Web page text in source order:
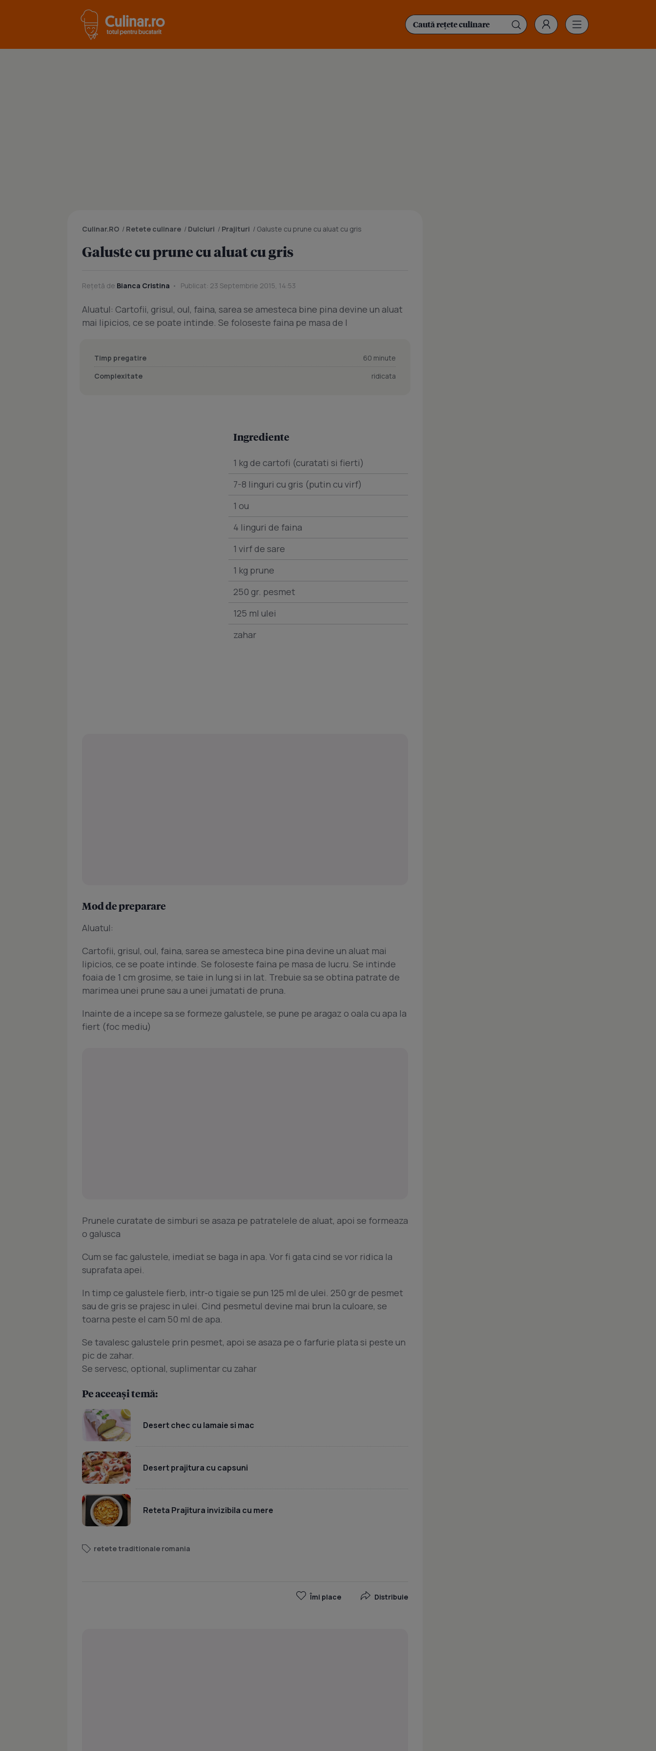
Culinar.RO / Retete culinare / Dulciuri / Prajituri / Galuste cu prune cu aluat cu gris
Galuste cu prune cu aluat cu gris
Rețetă de Bianca Cristina Publicat: 23 Septembrie 2015, 14:53
Aluatul: Cartofii, grisul, oul, faina, sarea se amesteca bine pina devine un aluat
mai lipicios, ce se poate intinde. Se foloseste faina pe masa de l
Timp pregatire
60 minute
Complexitate
ridicata
Ingrediente
1 kg de cartofi (curatati si fierti)
7-8 linguri cu gris (putin cu virf)
1 ou
4 linguri de faina
1 virf de sare
1 kg prune
250 gr. pesmet
125 ml ulei
zahar
Mod de preparare
Aluatul:
Cartofii, grisul, oul, faina, sarea se amesteca bine pina devine un aluat mai
lipicios, ce se poate intinde. Se foloseste faina pe masa de lucru. Se intinde
foaia de 1 cm grosime, se taie in lung si in lat. Trebuie sa se obtina patrate de
marimea unei prune sau a unei jumatati de pruna.
Inainte de a incepe sa se formeze galustele, se pune pe aragaz o oala cu apa la
fiert (foc mediu)
Prunele curatate de simburi se asaza pe patratelele de aluat, apoi se formeaza
o galusca
Cum se fac galustele, imediat se baga in apa. Vor fi gata cind se vor ridica la
suprafata apei.
In timp ce galustele fierb, intr-o tigaie se pun 125 ml de ulei. 250 gr de pesmet
sau de gris se prajesc in ulei. Cind pesmetul devine mai brun la culoare, se
toarna peste el cam 50 ml de apa.
Se tavalesc galustele prin pesmet, apoi se asaza pe o farfurie plata si peste un
pic de zahar.
Se servesc, optional, suplimentar cu zahar
Pe aceeași temă:
Desert chec cu lamaie si mac
Desert prajitura cu capsuni
Reteta Prajitura invizibila cu mere
retete traditionale romania
Îmi place Distribuie